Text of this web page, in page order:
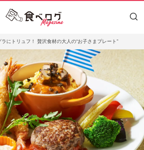
ラにトリュフ！ 贅沢食材の大人の“お子さまプレート”